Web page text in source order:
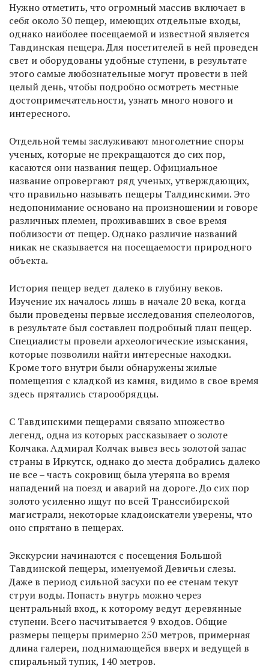
Нужно отметить, что огромный массив включает в
себя около 30 пещер, имеющих отдельные входы,
однако наиболее посещаемой и известной является
Тавдинская пещера. Для посетителей в ней проведен
свет и оборудованы удобные ступени, в результате
этого самые любознательные могут провести в ней
целый день, чтобы подробно осмотреть местные
достопримечательности, узнать много нового и
интересного.
Отдельной темы заслуживают многолетние споры
ученых, которые не прекращаются до сих пор,
касаются они названия пещер. Официальное
название опровергают ряд ученых, утверждающих,
что правильно называть пещеры Талдинскими. Это
недопонимание основано на произношении и говоре
различных племен, проживавших в свое время
поблизости от пещер. Однако различие названий
никак не сказывается на посещаемости природного
объекта.
История пещер ведет далеко в глубину веков.
Изучение их началось лишь в начале 20 века, когда
были проведены первые исследования спелеологов,
в результате был составлен подробный план пещер.
Специалисты провели археологические изыскания,
которые позволили найти интересные находки.
Кроме того внутри были обнаружены жилые
помещения с кладкой из камня, видимо в свое время
здесь прятались старообрядцы.
С Тавдинскими пещерами связано множество
легенд, одна из которых рассказывает о золоте
Колчака. Адмирал Колчак вывез весь золотой запас
страны в Иркутск, однако до места добрались далеко
не все – часть сокровищ была утеряна во время
нападений на поезд и аварий на дороге. До сих пор
золото усиленно ищут по всей Транссибирской
магистрали, некоторые кладоискатели уверены, что
оно спрятано в пещерах.
Экскурсии начинаются с посещения Большой
Тавдинской пещеры, именуемой Девичьи слезы.
Даже в период сильной засухи по ее стенам текут
струи воды. Попасть внутрь можно через
центральный вход, к которому ведут деревянные
ступени. Всего насчитывается 9 входов. Общие
размеры пещеры примерно 250 метров, примерная
длина галереи, поднимающейся вверх и ведущей в
спиральный тупик, 140 метров.